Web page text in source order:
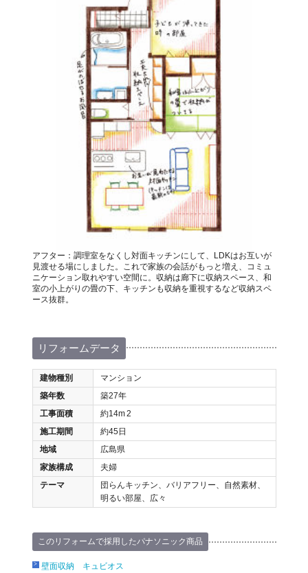
アフター：調理室をなくし対面キッチンにして、LDKはお互いが
見渡せる場にしました。これで家族の会話がもっと増え、コミュ
ニケーション取れやすい空間に。収納は廊下に収納スペース、和
室の小上がりの畳の下、キッチンも収納を重視するなど収納スペ
ース抜群。
リフォームデータ
建物種別
マンション
築年数
築27年
工事面積
約14m2
施工期間
約45日
地域
広島県
家族構成
夫婦
テーマ
団らんキッチン、バリアフリー、自然素材、
明るい部屋、広々
このリフォームで採用したパナソニック商品
壁面収納 キュビオス